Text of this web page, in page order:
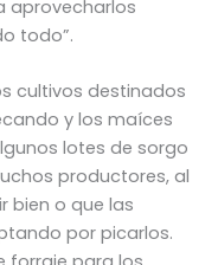
aprovecharlos
todo”.
cultivos destinados
y los maíces
lotes de sorgo
productores, al
bien o que las
por picarlos.